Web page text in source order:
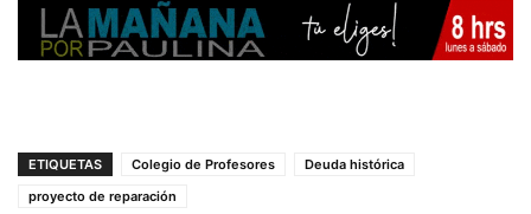
ETIQUETAS Colegio de Profesores
Deuda histórica
proyecto de reparación